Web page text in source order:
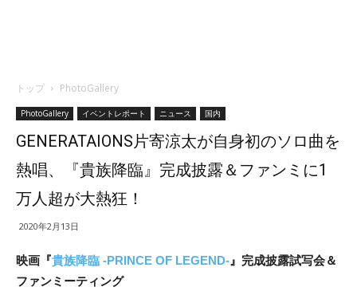
トップ PhotoGallery
PhotoGallery イベントレポート ニュース 国内
GENERATAIONS片寄涼太が自身初のソロ曲を
熱唱、『貴族降臨』完成披露＆ファンミに1
万人超が大熱狂！
2020年2月13日
映画『貴族降臨 -PRINCE OF LEGEND- 』完成披露試写会＆
ファンミーティング